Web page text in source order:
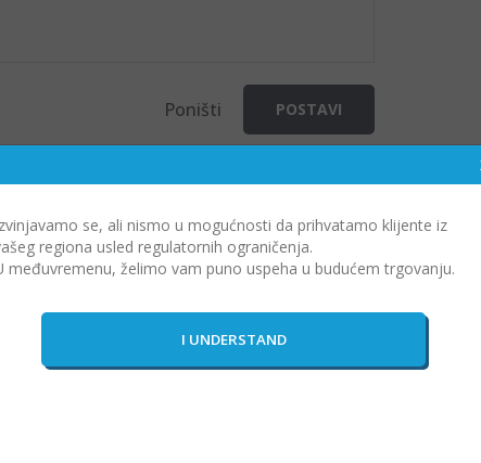
Poništi POSTAVI
forex roboti za
trgovinu u 2026.
se, ali nismo u mogućnosti da prihvatamo klijente iz
regiona usled regulatornih ograničenja.
međuvremenu, želimo vam puno uspeha u budućem trgovanju.